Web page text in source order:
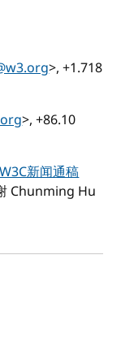
>, +1.718
>, +86.10
W3C新闻通稿
Chunming Hu